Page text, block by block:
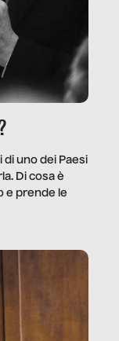
di uno dei Paesi
Di cosa è
e prende le